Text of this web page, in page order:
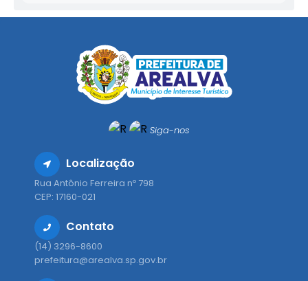
Siga-nos
Localização
Rua Antônio Ferreira nº 798
CEP: 17160-021
Contato
(14) 3296-8600
prefeitura@arealva.sp.gov.br